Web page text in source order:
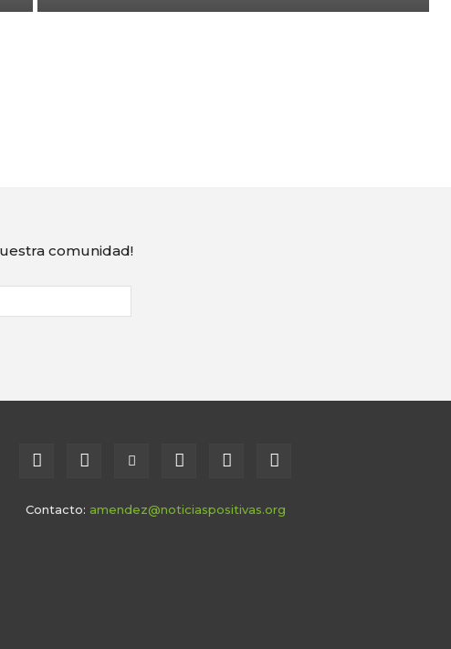
comunidad!
Contacto: amendez@noticiaspositivas.org